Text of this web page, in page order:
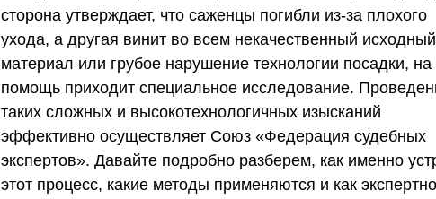
сторона утверждает, что саженцы погибли из-за плохого
ухода, а другая винит во всем некачественный исходный
материал или грубое нарушение технологии посадки, на
помощь приходит специальное исследование.
таких сложных и высокотехнологичных изысканий
эффективно осуществляет Союз «Федерация судебных
экспертов». Давайте подробно разберем, как именно
этот процесс, какие методы применяются и как